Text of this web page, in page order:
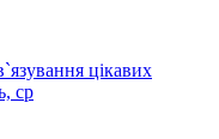
цікавих
ср